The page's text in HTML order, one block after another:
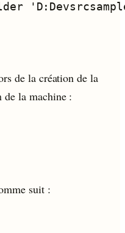
de la création de la
la machine :
suit :